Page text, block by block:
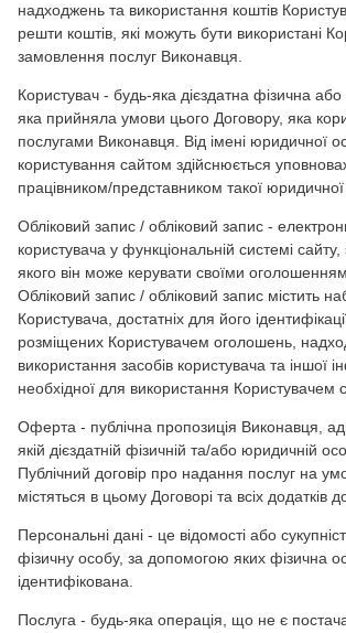
надходжень та використання коштів
решти коштів, які можуть бути використані
замовлення послуг Виконавця.
Користувач - будь-яка дієздатна фізична
яка прийняла умови цього Договору, яка
послугами Виконавця. Від імені юридичної
користування сайтом здійснюється
працівником/представником такої юридичної
Обліковий запис / обліковий запис -
користувача у функціональній системі
якого він може керувати своїми
Обліковий запис / обліковий запис містить
Користувача, достатніх для його
розміщених Користувачем оголошень,
використання засобів користувача та іншої
необхідної для використання Користувачем
Оферта - публічна пропозиція Виконавця,
якій дієздатній фізичній та/або юридичній
Публічний договір про надання послуг на
містяться в цьому Договорі та всіх додатків
Персональні дані - це відомості або
фізичну особу, за допомогою яких фізична
ідентифікована.
Послуга - будь-яка операція, що не є